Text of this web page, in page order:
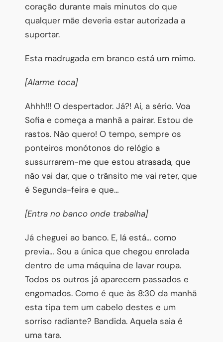
coração durante mais minutos do que
qualquer mãe deveria estar autorizada a
suportar.
Esta madrugada em branco está um mimo.
[Alarme toca]
Ahhh!!! O despertador. Já?! Ai, a sério. Voa
Sofia e começa a manhã a pairar. Estou de
rastos. Não quero! O tempo, sempre os
ponteiros monótonos do relógio a
sussurrarem-me que estou atrasada, que
não vai dar, que o trânsito me vai reter, que
é Segunda-feira e que…
[Entra no banco onde trabalha]
Já cheguei ao banco. E, lá está… como
previa… Sou a única que chegou enrolada
dentro de uma máquina de lavar roupa.
Todos os outros já aparecem passados e
engomados. Como é que às 8:30 da manhã
esta tipa tem um cabelo destes e um
sorriso radiante? Bandida. Aquela saia é
uma tara.